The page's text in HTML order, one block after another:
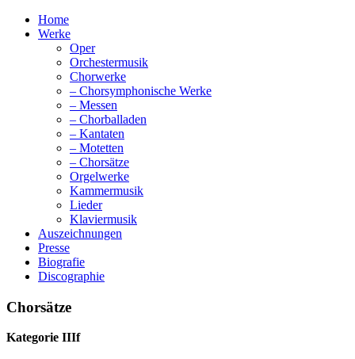
Home
Werke
Oper
Orchestermusik
Chorwerke
– Chorsymphonische Werke
– Messen
– Chorballaden
– Kantaten
– Motetten
– Chorsätze
Orgelwerke
Kammermusik
Lieder
Klaviermusik
Auszeichnungen
Presse
Biografie
Discographie
Chorsätze
Kategorie IIIf